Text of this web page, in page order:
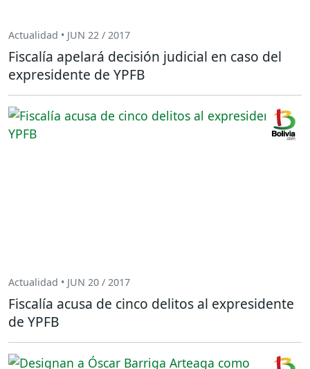
Actualidad • JUN 22 / 2017
Fiscalía apelará decisión judicial en caso del
expresidente de YPFB
Actualidad • JUN 20 / 2017
Fiscalía acusa de cinco delitos al expresidente
de YPFB